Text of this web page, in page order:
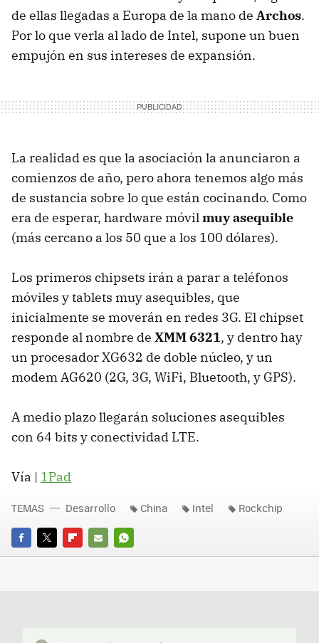
de ellas llegadas a Europa de la mano de Archos.
Por lo que verla al lado de Intel, supone un buen
empujón en sus intereses de expansión.
La realidad es que la asociación la anunciaron a
comienzos de año, pero ahora tenemos algo más
de sustancia sobre lo que están cocinando. Como
era de esperar, hardware móvilmuy asequible
(más cercano a los 50 que a los 100 dólares).
Los primeros chipsets irán a parar a teléfonos
móviles y tablets muy asequibles, que
inicialmente se moverán en redes 3G. El chipset
responde al nombre de XMM 6321, y dentro hay
un procesador XG632 de doble núcleo, y un
modem AG620 (2G, 3G, WiFi, Bluetooth, y GPS).
A medio plazo llegarán soluciones asequibles
con 64 bits y conectividad LTE.
Vía | 1Pad
FACEBOOK
TWITTERFLIPBOARD
E-
WHATSAPP
TEMAS Desarrollo China Intel Rockchip